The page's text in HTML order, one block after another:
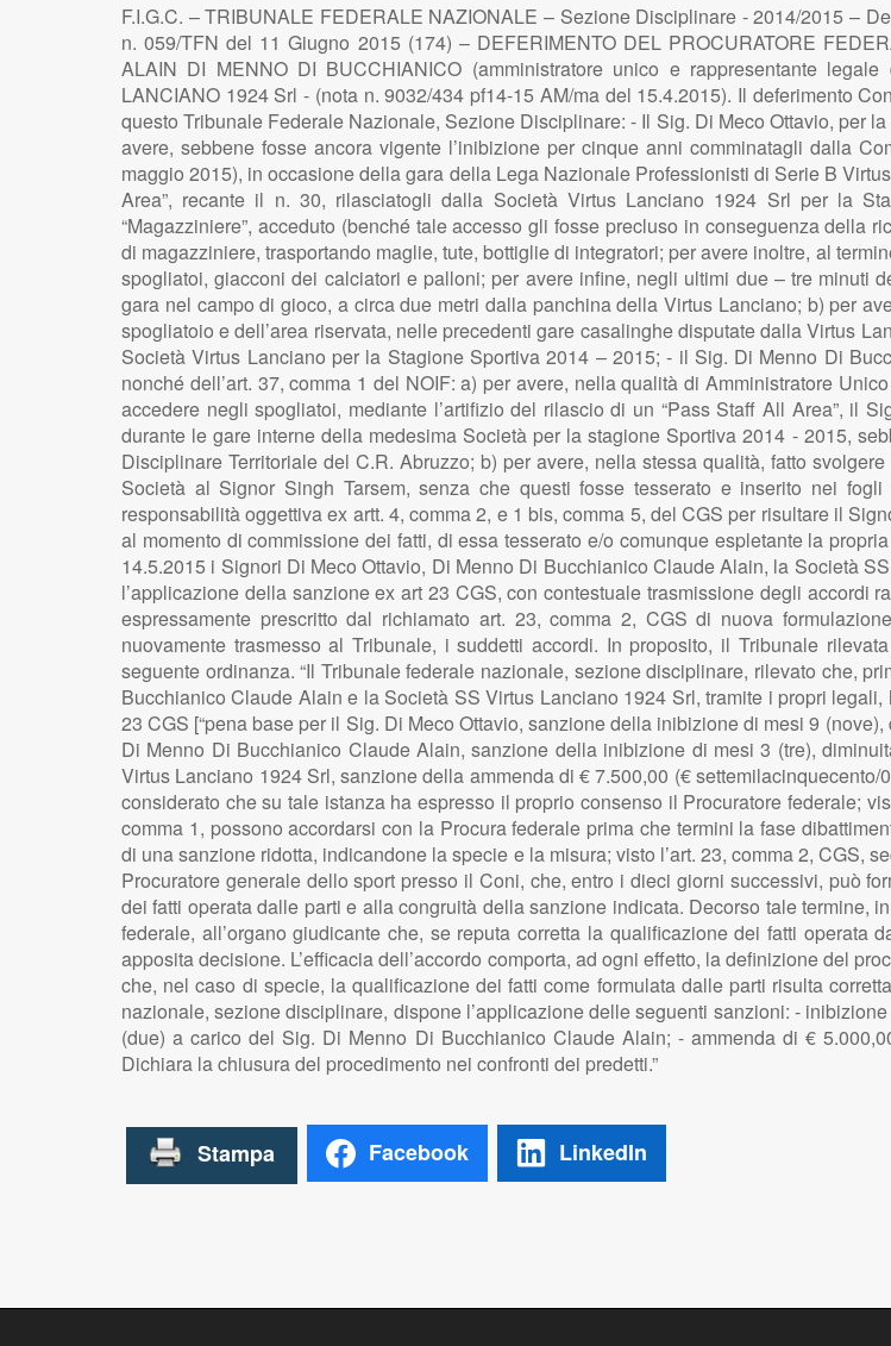
F.I.G.C. – TRIBUNALE FEDERALE NAZIONALE – Sezione Disciplinare - 2014/2015 –
n. 059/TFN del 11 Giugno 2015 (174) – DEFERIMENTO DEL PROCURATORE
ALAIN DI MENNO DI BUCCHIANICO (amministratore unico e rappresentante
LANCIANO 1924 Srl - (nota n. 9032/434 pf14-15 AM/ma del 15.4.2015). Il deferimento
questo Tribunale Federale Nazionale, Sezione Disciplinare: - Il Sig. Di Meco Ottavio, per
avere, sebbene fosse ancora vigente l’inibizione per cinque anni comminatagli dalla
maggio 2015), in occasione della gara della Lega Nazionale Professionisti di Serie B
Area”, recante il n. 30, rilasciatogli dalla Società Virtus Lanciano 1924 Srl per la
“Magazziniere”, acceduto (benché tale accesso gli fosse precluso in conseguenza della
di magazziniere, trasportando maglie, tute, bottiglie di integratori; per avere inoltre, al
spogliatoi, giacconi dei calciatori e palloni; per avere infine, negli ultimi due – tre minuti
gara nel campo di gioco, a circa due metri dalla panchina della Virtus Lanciano; b) per
spogliatoio e dell’area riservata, nelle precedenti gare casalinghe disputate dalla Virtus
Società Virtus Lanciano per la Stagione Sportiva 2014 – 2015; - il Sig. Di Menno Di
nonché dell’art. 37, comma 1 del NOIF: a) per avere, nella qualità di Amministratore
accedere negli spogliatoi, mediante l’artifizio del rilascio di un “Pass Staff All Area”, il
durante le gare interne della medesima Società per la stagione Sportiva 2014 - 2015,
Disciplinare Territoriale del C.R. Abruzzo; b) per avere, nella stessa qualità, fatto
Società al Signor Singh Tarsem, senza che questi fosse tesserato e inserito nei
responsabilità oggettiva ex artt. 4, comma 2, e 1 bis, comma 5, del CGS per risultare il
al momento di commissione dei fatti, di essa tesserato e/o comunque espletante la
14.5.2015 i Signori Di Meco Ottavio, Di Menno Di Bucchianico Claude Alain, la Società
l’applicazione della sanzione ex art 23 CGS, con contestuale trasmissione degli accordi
espressamente prescritto dal richiamato art. 23, comma 2, CGS di nuova
nuovamente trasmesso al Tribunale, i suddetti accordi. In proposito, il Tribunale
seguente ordinanza. “Il Tribunale federale nazionale, sezione disciplinare, rilevato che,
Bucchianico Claude Alain e la Società SS Virtus Lanciano 1924 Srl, tramite i propri
23 CGS [“pena base per il Sig. Di Meco Ottavio, sanzione della inibizione di mesi 9
Di Menno Di Bucchianico Claude Alain, sanzione della inibizione di mesi 3 (tre),
Virtus Lanciano 1924 Srl, sanzione della ammenda di € 7.500,00 (€
considerato che su tale istanza ha espresso il proprio consenso il Procuratore federale;
comma 1, possono accordarsi con la Procura federale prima che termini la fase
di una sanzione ridotta, indicandone la specie e la misura; visto l’art. 23, comma 2, CGS,
Procuratore generale dello sport presso il Coni, che, entro i dieci giorni successivi, può
dei fatti operata dalle parti e alla congruità della sanzione indicata. Decorso tale termine,
federale, all’organo giudicante che, se reputa corretta la qualificazione dei fatti
apposita decisione. L’efficacia dell’accordo comporta, ad ogni effetto, la definizione del
che, nel caso di specie, la qualificazione dei fatti come formulata dalle parti risulta
nazionale, sezione disciplinare, dispone l’applicazione delle seguenti sanzioni: -
(due) a carico del Sig. Di Menno Di Bucchianico Claude Alain; - ammenda di €
Dichiara la chiusura del procedimento nei confronti dei predetti.”
Facebook LinkedIn